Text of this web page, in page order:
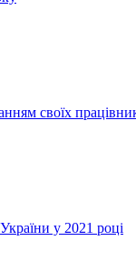
своїх
у 2021 році